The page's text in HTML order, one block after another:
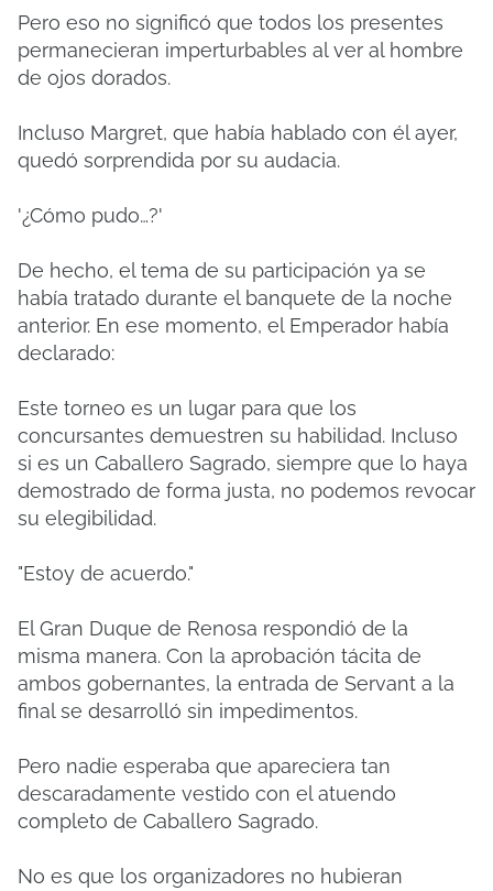
Pero eso no significó que todos los presentes
permanecieran imperturbables al ver al hombre
de ojos dorados.
Incluso Margret, que había hablado con él ayer,
quedó sorprendida por su audacia.
'¿Cómo pudo…?'
De hecho, el tema de su participación ya se
había tratado durante el banquete de la noche
anterior. En ese momento, el Emperador había
declarado:
Este torneo es un lugar para que los
concursantes demuestren su habilidad. Incluso
si es un Caballero Sagrado, siempre que lo haya
demostrado de forma justa, no podemos revocar
su elegibilidad.
"Estoy de acuerdo."
El Gran Duque de Renosa respondió de la
misma manera. Con la aprobación tácita de
ambos gobernantes, la entrada de Servant a la
final se desarrolló sin impedimentos.
Pero nadie esperaba que apareciera tan
descaradamente vestido con el atuendo
completo de Caballero Sagrado.
No es que los organizadores no hubieran